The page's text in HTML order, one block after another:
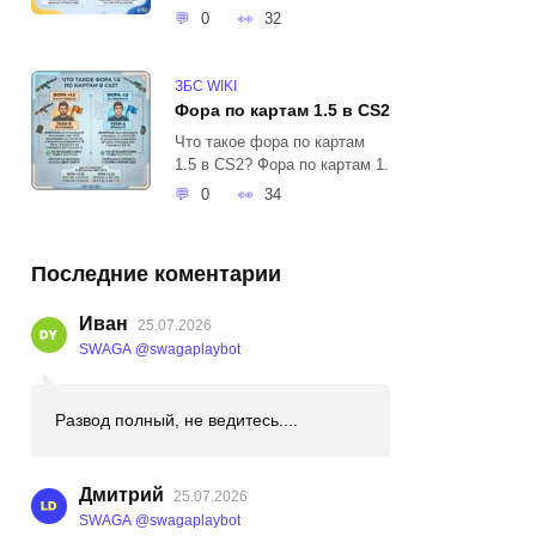
0
32
ЗБС WIKI
Фора по картам 1.5 в CS2
Что такое фора по картам
1.5 в CS2? Фора по картам 1.
0
34
Последние коментарии
Иван
25.07.2026
SWAGA @swagaplaybot
Развод полный, не ведитесь....
Дмитрий
25.07.2026
SWAGA @swagaplaybot